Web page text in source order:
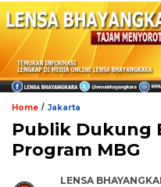
Home / Jakarta
Publik Dukung
Program MBG
LENSA